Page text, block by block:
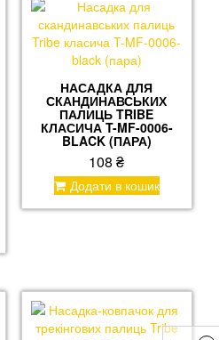
НАСАДКА ДЛЯ
СКАНДИНАВСЬКИХ
ПАЛИЦЬ TRIBE
КЛАСИЧА T-MF-0006-
BLACK (ПАРА)
108₴
Додати в кошик